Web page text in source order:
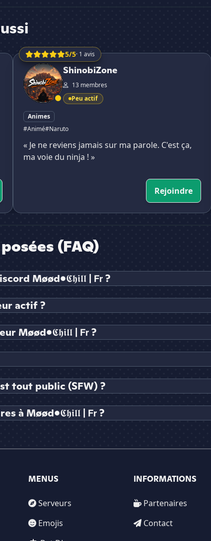
5/5· 1 avis
ShinobiZone
ShinobiZone
13 membres
Peu actif
Animes
#Animé#Naruto
« Je ne reviens jamais sur ma parole. C'est ça,
ma voie du ninja ! »
Rejoindre
(FAQ)
Møød•𝕮𝖍𝖎𝖑𝖑 | 𝗙𝗿 ?
actif ?
Møød•𝕮𝖍𝖎𝖑𝖑 | 𝗙𝗿 ?
tout public (SFW) ?
à Møød•𝕮𝖍𝖎𝖑𝖑 | 𝗙𝗿 ?
MENUS
Serveurs
Emojis
INFORMATIONS
Partenaires
Contact